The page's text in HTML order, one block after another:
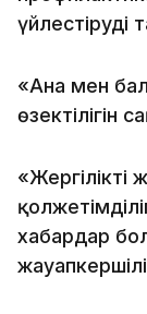
үйлестіруді
«Ана мен
өзектілігін
хабардар